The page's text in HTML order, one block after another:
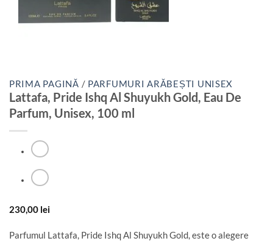
PRIMA PAGINĂ / PARFUMURI ARĂBEȘTI UNISEX
Lattafa, Pride Ishq Al Shuyukh Gold, Eau De
Parfum, Unisex, 100 ml
230,00 lei
Parfumul Lattafa, Pride Ishq Al Shuyukh Gold, este o alegere